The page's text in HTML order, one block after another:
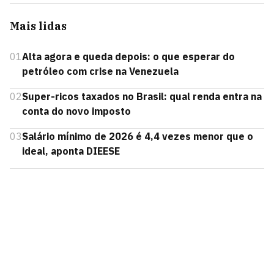
Mais lidas
01Alta agora e queda depois: o que esperar do
petróleo com crise na Venezuela
02Super-ricos taxados no Brasil: qual renda entra na
conta do novo imposto
03Salário mínimo de 2026 é 4,4 vezes menor que o
ideal, aponta DIEESE